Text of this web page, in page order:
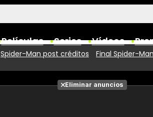
Películas Series Vídeos
Fotos
Spider-Man post créditos Final Spider-Man
Eliminar anuncios